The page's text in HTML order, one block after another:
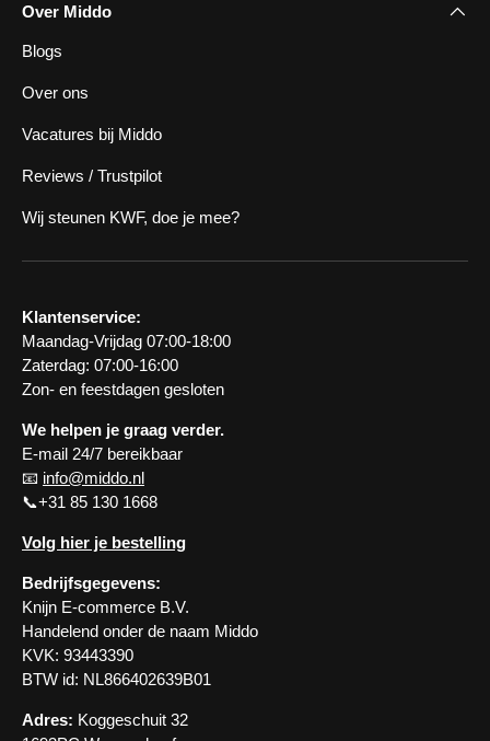
Over Middo
Blogs
Over ons
Vacatures bij Middo
Reviews / Trustpilot
Wij steunen KWF, doe je mee?
Klantenservice:
Maandag-Vrijdag 07:00-18:00
Zaterdag: 07:00-16:00
Zon- en feestdagen gesloten
We helpen je graag verder.
E-mail 24/7 bereikbaar
📧 info@middo.nl
📞+31 85 130 1668
Volg hier je bestelling
Bedrijfsgegevens:
Knijn E-commerce B.V.
Handelend onder de naam Middo
KVK: 93443390
BTW id: NL866402639B01
Adres: Koggeschuit 32